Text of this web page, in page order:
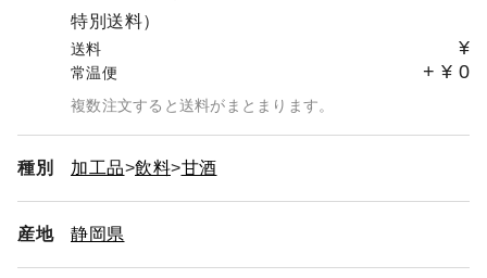
特別送料）
送料 ¥
常温便 + ¥ 0
複数注文すると送料がまとまります。
種別 加工品 飲料 甘酒
産地 静岡県